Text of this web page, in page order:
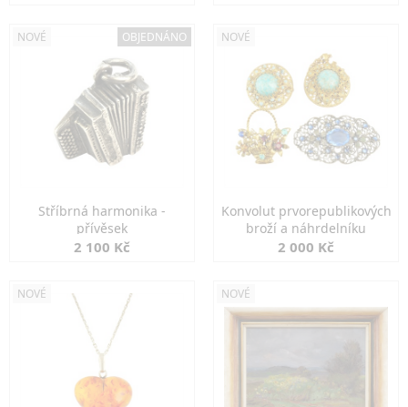
NOVÉ OBJEDNÁNO
Stříbrná harmonika -
přívěsek
2 100 Kč
NOVÉ
Konvolut prvorepublikových
broží a náhrdelníku
2 000 Kč
NOVÉ NOVÉ